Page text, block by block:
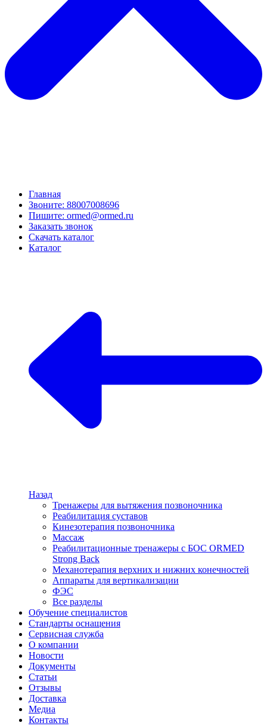
Главная
Звоните: 88007008696
Пишите: ormed@ormed.ru
Заказать звонок
Скачать каталог
Каталог
Назад
Тренажеры для вытяжения позвоночника
Реабилитация суставов
Кинезотерапия позвоночника
Массаж
Реабилитационные тренажеры с БОС ORMED
Strong Back
Механотерапия верхних и нижних конечностей
Аппараты для вертикализации
ФЭС
Все разделы
Обучение специалистов
Стандарты оснащения
Сервисная служба
О компании
Новости
Документы
Статьи
Отзывы
Доставка
Медиа
Контакты